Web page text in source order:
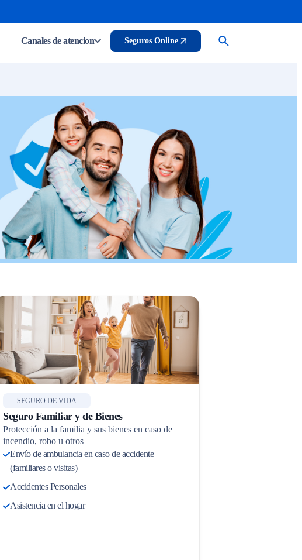
Canales de atencion Seguros Online
SEGURO DE VIDA
Seguro Familiar y de Bienes
Protección a la familia y sus bienes en caso de
incendio, robo u otros
Envío de ambulancia en caso de accidente
(familiares o visitas)
Accidentes Personales
Asistencia en el hogar